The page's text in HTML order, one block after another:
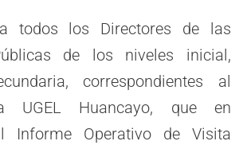
todos los Directores de las
de los niveles inicial,
correspondientes al
UGEL Huancayo, que en
Informe Operativo de Visita